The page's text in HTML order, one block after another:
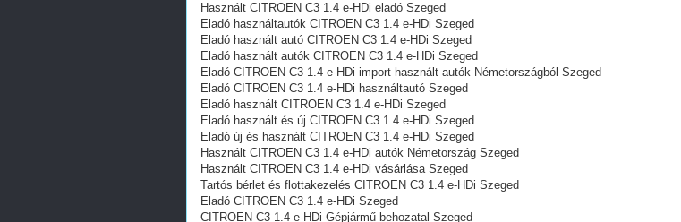
Használt CITROEN C3 1.4 e-HDi eladó Szeged
Eladó használtautók CITROEN C3 1.4 e-HDi Szeged
Eladó használt autó CITROEN C3 1.4 e-HDi Szeged
Eladó használt autók CITROEN C3 1.4 e-HDi Szeged
Eladó CITROEN C3 1.4 e-HDi import használt autók Németországból Szeged
Eladó CITROEN C3 1.4 e-HDi használtautó Szeged
Eladó használt CITROEN C3 1.4 e-HDi Szeged
Eladó használt és új CITROEN C3 1.4 e-HDi Szeged
Eladó új és használt CITROEN C3 1.4 e-HDi Szeged
Használt CITROEN C3 1.4 e-HDi autók Németország Szeged
Használt CITROEN C3 1.4 e-HDi vásárlása Szeged
Tartós bérlet és flottakezelés CITROEN C3 1.4 e-HDi Szeged
Eladó CITROEN C3 1.4 e-HDi Szeged
CITROEN C3 1.4 e-HDi Gépjármű behozatal‎ Szeged